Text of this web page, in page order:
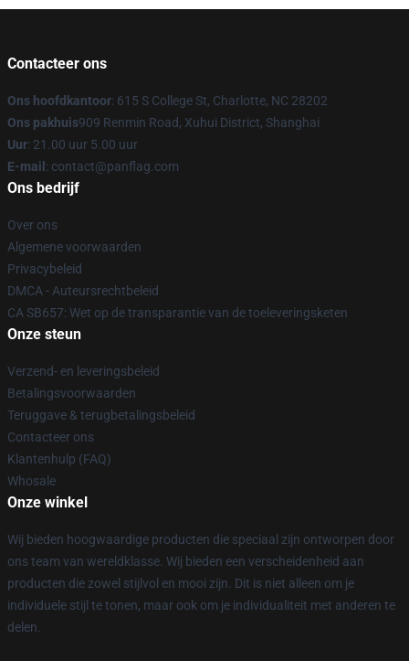
Contacteer ons
Ons hoofdkantoor: 615 S College St, Charlotte, NC 28202
Ons pakhuis909 Renmin Road, Xuhui District, Shanghai
Uur: 21.00 uur 5.00 uur
E-mail : contact@panflag.com
Ons bedrijf
Over ons
Algemene voorwaarden
Privacybeleid
DMCA - Auteursrechtbeleid
CA SB657: Wet op de transparantie van de toeleveringsketen
Onze steun
Verzend- en leveringsbeleid
Betalingsvoorwaarden
Teruggave & terugbetalingsbeleid
Contacteer ons
Klantenhulp (FAQ)
Whosale
Onze winkel
Wij bieden hoogwaardige producten die speciaal zijn ontworpen door
ons team van wereldklasse. Wij bieden een verscheidenheid aan
producten die zowel stijlvol en mooi zijn. Dit is niet alleen om je
individuele stijl te tonen, maar ook om je individualiteit met anderen te
delen.